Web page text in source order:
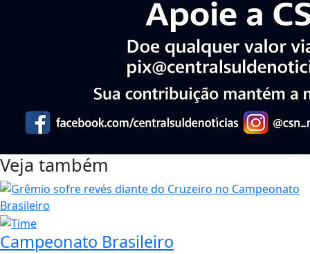
Veja também
Campeonato Brasileiro